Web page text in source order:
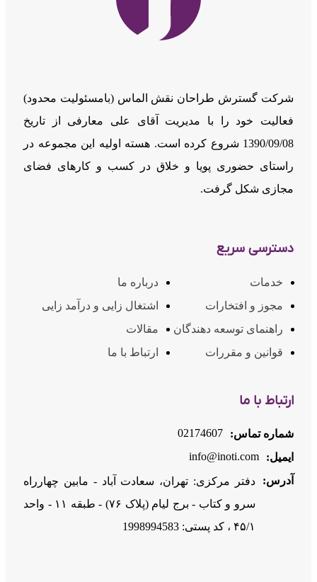
شرکت گسترش طراحان نقش الماس (بامسئوليت محدود)
فعالیت خود را با مدیریت آقای علی معارفی از تاریخ
1390/09/08 شروع کرده است. هسته اولیه این مجموعه در
راستای حضوری پویا و خلاق در کسب و کارهای فضای
مجازی شکل گرفت.
دسترسی سریع
خدمات
درباره ما
مجوز و افتخارات
اشتغال زایی و درآمد زایی
راهنمای توسعه دهندگان
مقالات
قوانین و مقررات
ارتباط با ما
ارتباط با ما
شماره تماس:
02174607
ایمیل:
info@inoti.com
آدرس:
دفتر مرکزی: تهران، سعادت آباد - مابین چهارراه
سرو و کتاب - برج لیام (پلاک ۷۶) - طبقه ۱۱ - واحد
۴۵/۱ ، کد پستی: 1998994583